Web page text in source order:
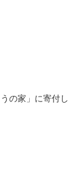
の家」に寄付し